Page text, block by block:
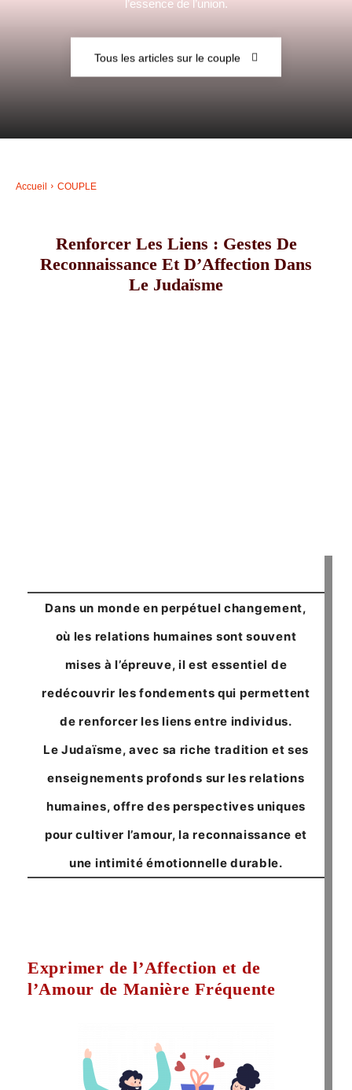
–
l’essence de l’union.
Tous les articles sur le couple
Accueil COUPLE
Renforcer Les Liens : Gestes De
Reconnaissance Et D’Affection Dans
Le Judaïsme
Dans un monde en perpétuel changement,
où les relations humaines sont souvent
mises à l’épreuve, il est essentiel de
redécouvrir les fondements qui permettent
de renforcer les liens entre individus.
Le Judaïsme, avec sa riche tradition et ses
enseignements profonds sur les relations
humaines, offre des perspectives uniques
pour cultiver l’amour, la reconnaissance et
une intimité émotionnelle durable.
Exprimer de l’Affection et de
l’Amour de Manière Fréquente